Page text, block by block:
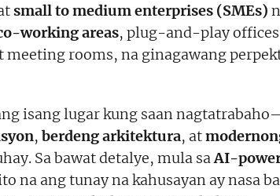
small to medium enterprises (SMEs)
working areas, plug-and-play
rooms, na ginagawang
isang lugar kung saan
, berdeng arkitektura, at
Sa bawat detalye, mula saAI-
na ang tunay na kahusayan ay nasa